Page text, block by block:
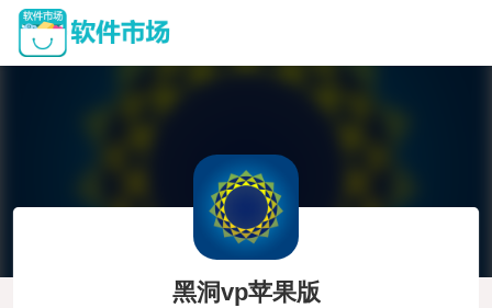
黑洞vp苹果版